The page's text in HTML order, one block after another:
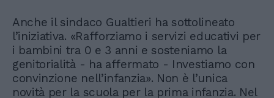
Anche il sindaco Gualtieri ha sottolineato
l’iniziativa. «Rafforziamo i servizi educativi per
i bambini tra 0 e 3 anni e sosteniamo la
genitorialità - ha affermato - Investiamo con
convinzione nell’infanzia». Non è l’unica
novità per la scuola per la prima infanzia. Nel